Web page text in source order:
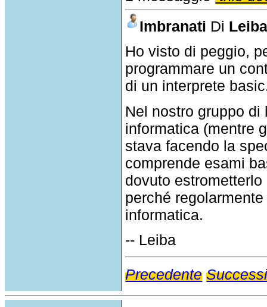
Imbranati Di
Ho visto di peggio,
programmare un
di un interprete
Nel nostro gruppo
informatica (mentre
stava facendo la
comprende esami
dovuto
perché
informatica.
-- Leiba
Precedente